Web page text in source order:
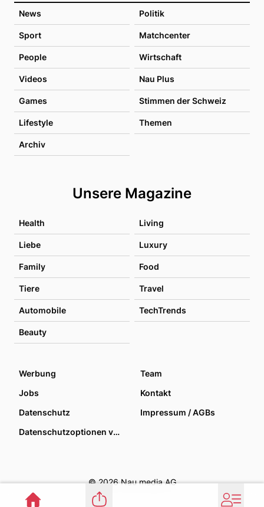
News Politik
Sport Matchcenter
People Wirtschaft
Videos Nau Plus
Games Stimmen der Schweiz
Lifestyle Themen
Archiv
Unsere Magazine
Health Living
Liebe Luxury
Family Food
Tiere Travel
Automobile TechTrends
Beauty
Werbung
Team
Jobs
Kontakt
Datenschutz
Impressum / AGBs
Datenschutzoptionen verwalten
© 2026 Nau media AG